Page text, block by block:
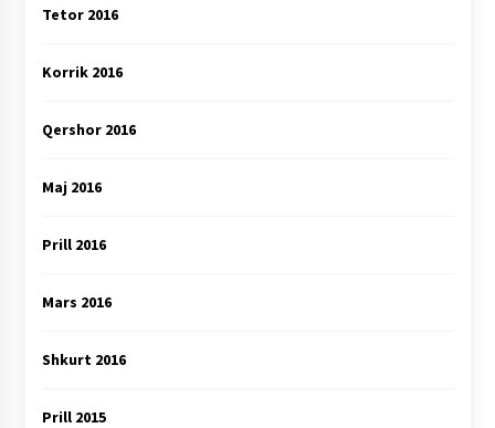
Tetor 2016
Korrik 2016
Qershor 2016
Maj 2016
Prill 2016
Mars 2016
Shkurt 2016
Prill 2015